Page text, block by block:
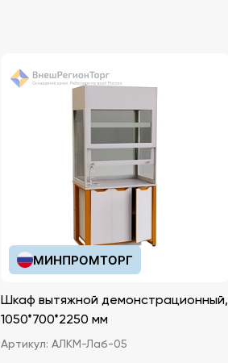
МИНПРОМТОРГ
Шкаф вытяжной демонстрационный,
1050*700*2250 мм
Артикул: АЛКМ-Лаб-05